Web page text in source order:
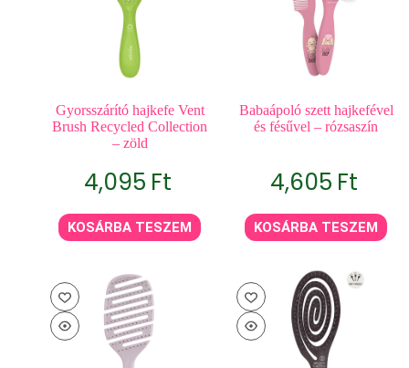
Gyorsszárító hajkefe Vent
Brush Recycled Collection
– zöld
4,095 Ft
KOSÁRBA TESZEM
Babaápoló szett hajkefével
és fésűvel – rózsaszín
4,605 Ft
KOSÁRBA TESZEM